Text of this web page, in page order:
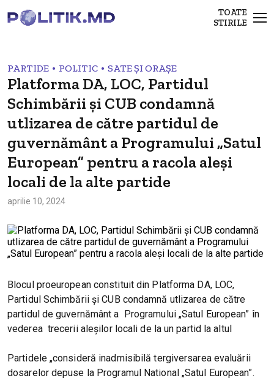
TOATE
STIRILE
PARTIDE • POLITIC • SATE ȘI ORAȘE
Platforma DA, LOC, Partidul
Schimbării și CUB condamnă
utlizarea de către partidul de
guvernământ a Programului „Satul
European” pentru a racola aleși
locali de la alte partide
aprilie 10, 2024
Blocul proeuropean constituit din Platforma DA, LOC,
Partidul Schimbării și CUB condamnă utlizarea de către
partidul de guvernământ a Programului „Satul European” în
vederea trecerii aleșilor locali de la un partid la altul
Partidele „consideră inadmisibilă tergiversarea evaluării
dosarelor depuse la Programul National „Satul European”.